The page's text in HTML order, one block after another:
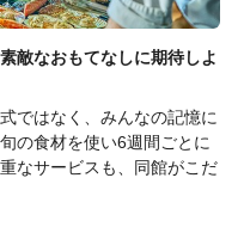
敵なおもてなしに期待しよ
ではなく、みんなの記憶に
の食材を使い6週間ごとに
なサービスも、同館がこだ